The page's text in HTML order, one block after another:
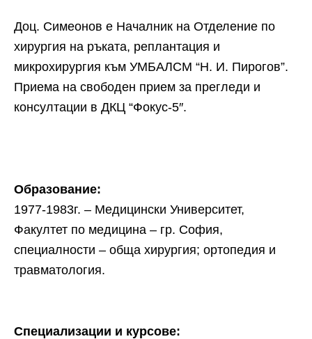
Доц. Симеонов е Началник на Отделение по
хирургия на ръката, реплантация и
микрохирургия към УМБАЛСМ “Н. И. Пирогов”.
Приема на свободен прием за прегледи и
консултации в ДКЦ “Фокус-5″.
Образование:
1977-1983г. – Медицински Университет,
Факултет по медицина – гр. София,
специалности – обща хирургия; ортопедия и
травматология.
Специализации и курсове: